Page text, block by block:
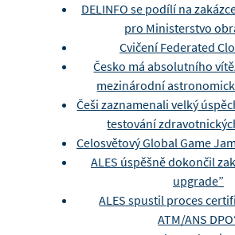
DELINFO se podílí na
pro Ministerstvo
Cvičení Federated
Česko má absolutního
mezinárodní
Češi zaznamenali velký
testování
Celosvětový Global Game
ALES úspěšně dokončil
upgrade”
ALES spustil proces
ATM/ANS